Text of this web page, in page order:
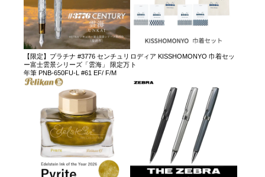
【限定】プラチナ #3776 センチュリ
ー富士雲景シリーズ「雲海」 限定万
年筆 PNB-650FU-L #61 EF/ F/M
ロディア KISSHOMONYO 巾着セッ
ト